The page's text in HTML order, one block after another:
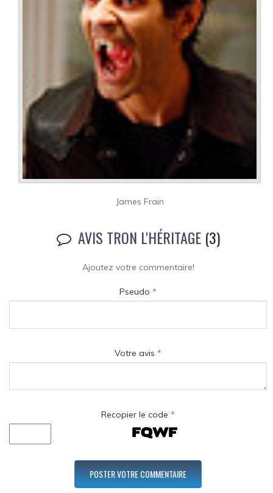
James Frain
AVIS TRON L'HÉRITAGE(3)
Ajoutez votre commentaire!
Pseudo *
Votre avis *
Recopier le code *